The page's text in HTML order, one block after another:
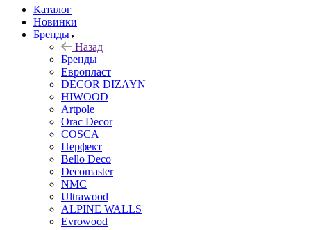
Каталог
Новинки
Бренды
Назад
Бренды
Европласт
DECOR DIZAYN
HIWOOD
Artpole
Orac Decor
COSCA
Перфект
Bello Deco
Decomaster
NMС
Ultrawood
ALPINE WALLS
Evrowood